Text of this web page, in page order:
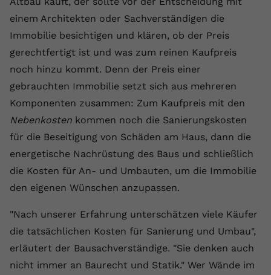
einem Architekten oder Sachverständigen die
Immobilie besichtigen und klären, ob der Preis
gerechtfertigt ist und was zum reinen Kaufpreis
noch hinzu kommt. Denn der Preis einer
gebrauchten Immobilie setzt sich aus mehreren
Komponenten zusammen: Zum Kaufpreis mit den
Nebenkosten kommen noch die Sanierungskosten
für die Beseitigung von Schäden am Haus, dann die
energetische Nachrüstung des Baus und schließlich
die Kosten für An- und Umbauten, um die Immobilie
den eigenen Wünschen anzupassen.
"Nach unserer Erfahrung unterschätzen viele Käufer
die tatsächlichen Kosten für Sanierung und Umbau",
erläutert der Bausachverständige. "Sie denken auch
nicht immer an Baurecht und Statik." Wer Wände im
Anbieter youtube.com
Laufzeit 2 Jahre
Zweck
YouTube setzt dieses Cookie über
eingebettete YouTube-Videos und
Name yt-remote-device-id
Anbieter Youtube.com
Laufzeit Session
Zweck
YouTube setzt diesen Cookie, um die
speichern, der eingebettete YouTube-
Videos verwendet.